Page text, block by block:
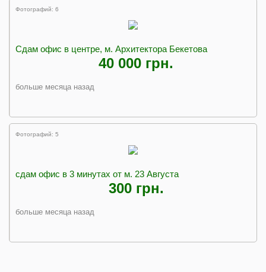
Фотографий: 6
Сдам офис в центре, м. Архитектора Бекетова
40 000 грн.
больше месяца назад
Фотографий: 5
сдам офис в 3 минутах от м. 23 Августа
300 грн.
больше месяца назад